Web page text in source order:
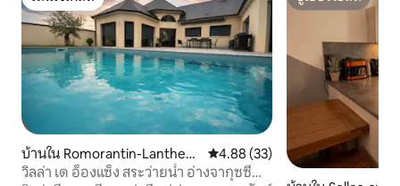
โดนใจเกสต์
บ้านใน Romorantin-Lanthena
y
คะแนนเฉลี่ย 4.88 จาก 5, 33 รีวิว
4.88 (33)
วิลล่า เด อ็องแซ็ง สระว่ายน้ำ อ่างจากุซซี่
ซูเปอร์โฮสต์